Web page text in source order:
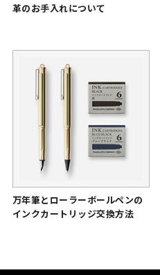
革のお手入れについて
万年筆とローラーボールペンの
インクカートリッジ交換方法